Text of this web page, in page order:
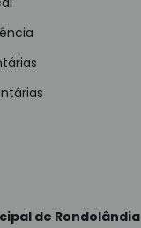
de Rondolândia